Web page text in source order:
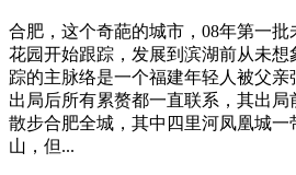
合肥，这个奇葩的城市，08年第一
花园开始跟踪，发展到滨湖前从未
踪的主脉络是一个福建年轻人被父亲
出局后所有累赘都一直联系，其出局
散步合肥全城，其中四里河凤凰城
山，但...